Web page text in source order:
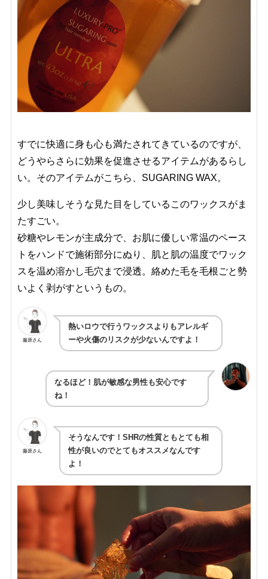
すでに快適に身も心も満たされてきているのですが、
どうやらさらに効果を促進させるアイテムがあるらし
い。そのアイテムがこちら、SUGARING WAX。
少し美味しそうな見た目をしているこのワックスがま
たすごい。
砂糖やレモンが主成分で、お肌に優しい常温のペース
トをハンドで施術部分にぬり、肌と肌の温度でワック
スを温め溶かし毛穴まで浸透。絡めた毛を毛根ごと勢
いよく剥がすというもの。
藤原さん
熱いロウで行うワックスよりもアレルギ
ーや火傷のリスクが少ないんですよ！
なるほど！肌が敏感な男性も安心です
ね！
藤原さん
そうなんです！SHRの性質ともとても相
性が良いのでとてもオススメなんです
よ！